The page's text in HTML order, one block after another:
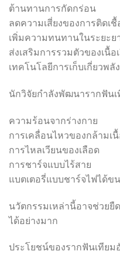
ต้านทานการกัดกร่อน
ลดความเสี่ยงของการติดเชื้
เพิ่มความทนทานในระยะย
ส่งเสริมการรวมตัวของเนื้อ
เทคโนโลยีการเก็บเกี่ยวพลั
นักวิจัยกำลังพัฒนารากฟัน
ความร้อนจากร่างกาย
การเคลื่อนไหวของกล้ามเ
การไหลเวียนของเลือด
การชาร์จแบบไร้สาย
แบตเตอรี่แบบชาร์จไฟได้ข
นวัตกรรมเหล่านี้อาจช่วยยื
ได้อย่างมาก
ประโยชน์ของรากฟันเทียม